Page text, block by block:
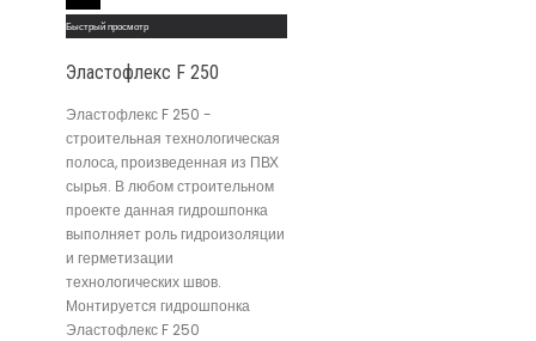
Быстрый просмотр
Эластофлекс F 250
Эластофлекс F 250 -
строительная технологическая
полоса, произведенная из ПВХ
сырья. В любом строительном
проекте данная гидрошпонка
выполняет роль гидроизоляции
и герметизации
технологических швов.
Монтируется гидрошпонка
Эластофлекс F 250